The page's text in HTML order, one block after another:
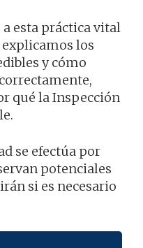
a esta práctica vital
los
y cómo
qué la Inspección
se efectúa por
potenciales
si es necesario